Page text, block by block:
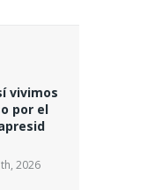
vivimos
por el
2026